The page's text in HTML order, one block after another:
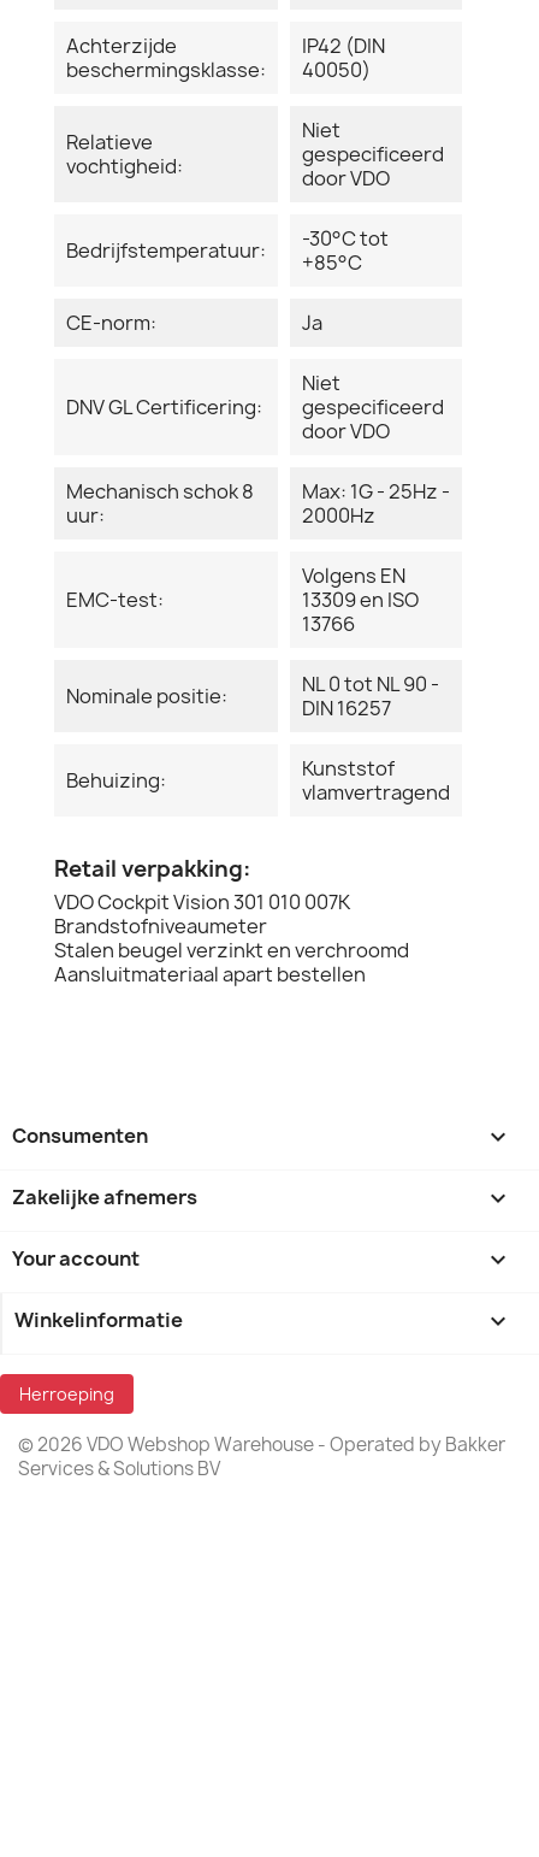
Achterzijde
beschermingsklasse:
IP42 (DIN
40050)
Relatieve
vochtigheid:
Niet
gespecificeerd
door VDO
Bedrijfstemperatuur:
-30°C tot
+85°C
CE-norm: Ja
DNV GL Certificering:
Niet
gespecificeerd
door VDO
Mechanisch schok 8
uur:
Max: 1G - 25Hz -
2000Hz
EMC-test:
Volgens EN
13309 en ISO
13766
Nominale positie:
NL 0 tot NL 90 -
DIN 16257
Behuizing:
Kunststof
vlamvertragend
Retail verpakking:
VDO Cockpit Vision 301 010 007K
Brandstofniveaumeter
Stalen beugel verzinkt en verchroomd
Aansluitmateriaal apart bestellen
Consumenten 
Zakelijke afnemers 
Your account 
Winkelinformatie keyboard_arrow_down
Herroeping
© 2026 VDO Webshop Warehouse - Operated by Bakker
Services & Solutions BV